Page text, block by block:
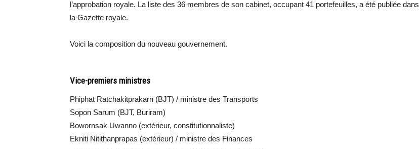
l’approbation royale. La liste des 36 membres de son cabinet, occupant 41 portefeuilles, a été publiée dans
la Gazette royale.
Voici la composition du nouveau gouvernement.
Vice-premiers ministres
Phiphat Ratchakitprakarn (BJT) / ministre des Transports
Sopon Sarum (BJT, Buriram)
Bowornsak Uwanno (extérieur, constitutionnaliste)
Ekniti Nitithanprapas (extérieur) / ministre des Finances